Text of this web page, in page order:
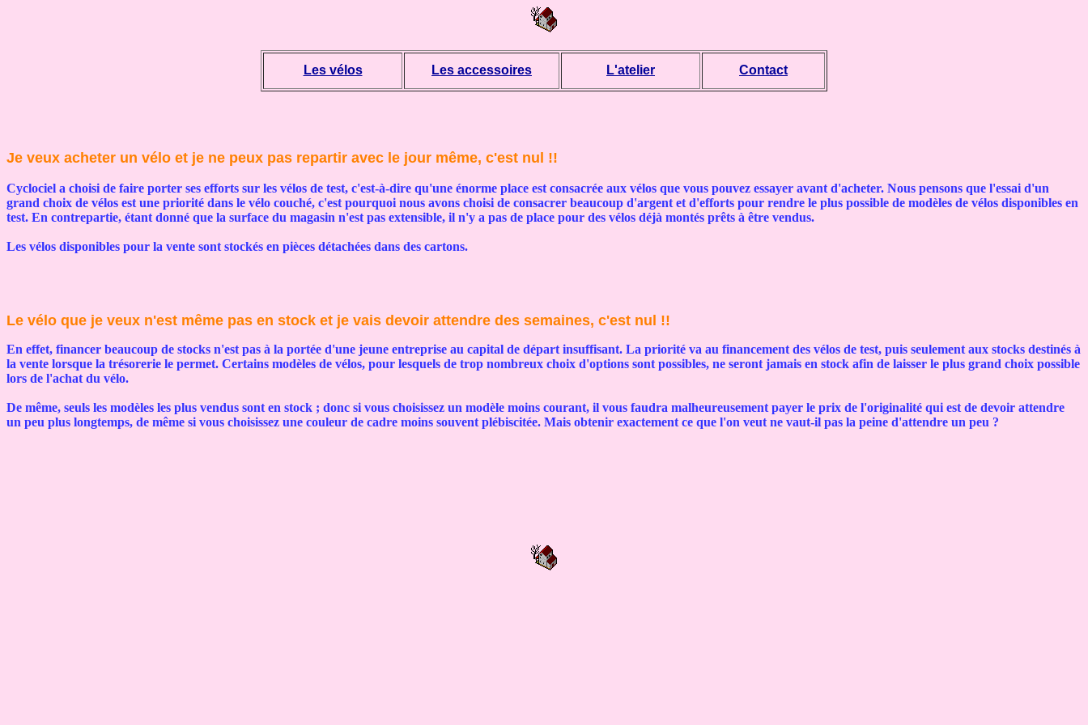
Les vélos Les accessoires L'atelier Contact
Je veux acheter un vélo et je ne peux pas repartir avec le jour même, c'est nul !!
Cyclociel a choisi de faire porter ses efforts sur les vélos de test, c'est-à-dire qu'une énorme place est consacrée aux vélos que vous pouvez essayer avant d'acheter. Nous pensons que l'essai d'un
grand choix de vélos est une priorité dans le vélo couché, c'est pourquoi nous avons choisi de consacrer beaucoup d'argent et d'efforts pour rendre le plus possible de modèles de vélos disponibles en
test. En contrepartie, étant donné que la surface du magasin n'est pas extensible, il n'y a pas de place pour des vélos déjà montés prêts à être vendus.
Les vélos disponibles pour la vente sont stockés en pièces détachées dans des cartons.
Le vélo que je veux n'est même pas en stock et je vais devoir attendre des semaines, c'est nul !!
En effet, financer beaucoup de stocks n'est pas à la portée d'une jeune entreprise au capital de départ insuffisant. La priorité va au financement des vélos de test, puis seulement aux stocks destinés à
la vente lorsque la trésorerie le permet. Certains modèles de vélos, pour lesquels de trop nombreux choix d'options sont possibles, ne seront jamais en stock afin de laisser le plus grand choix possible
lors de l'achat du vélo.
De même, seuls les modèles les plus vendus sont en stock ; donc si vous choisissez un modèle moins courant, il vous faudra malheureusement payer le prix de l'originalité qui est de devoir attendre
un peu plus longtemps, de même si vous choisissez une couleur de cadre moins souvent plébiscitée. Mais obtenir exactement ce que l'on veut ne vaut-il pas la peine d'attendre un peu ?